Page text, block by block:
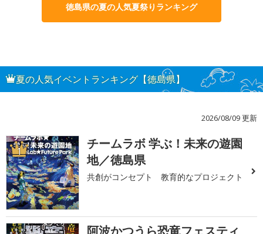
徳島県の夏の人気夏祭りランキング
夏の人気イベントランキング【徳島県】
2026/08/09 更新
1
チームラボ 学ぶ！未来の遊園
地／徳島県
共創がコンセプト 教育的なプロジェクト